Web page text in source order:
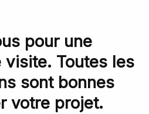
pour une
visite. Toutes les
sont bonnes
votre projet.